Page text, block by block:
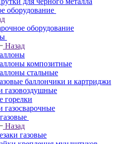
оборудование
оборудование
Назад
композитные
стальные
баллончики и картриджи
газовоздушные
горелки
газосварочные
Назад
газовые